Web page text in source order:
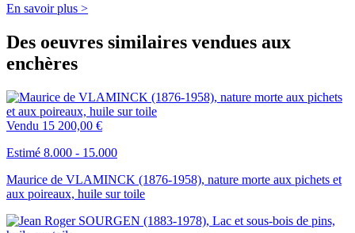
En savoir plus >
Des oeuvres similaires vendues aux
enchères
Vendu 15 200,00 €
Estimé 8.000 - 15.000
Maurice de VLAMINCK (1876-1958), nature morte aux pichets et
aux poireaux, huile sur toile